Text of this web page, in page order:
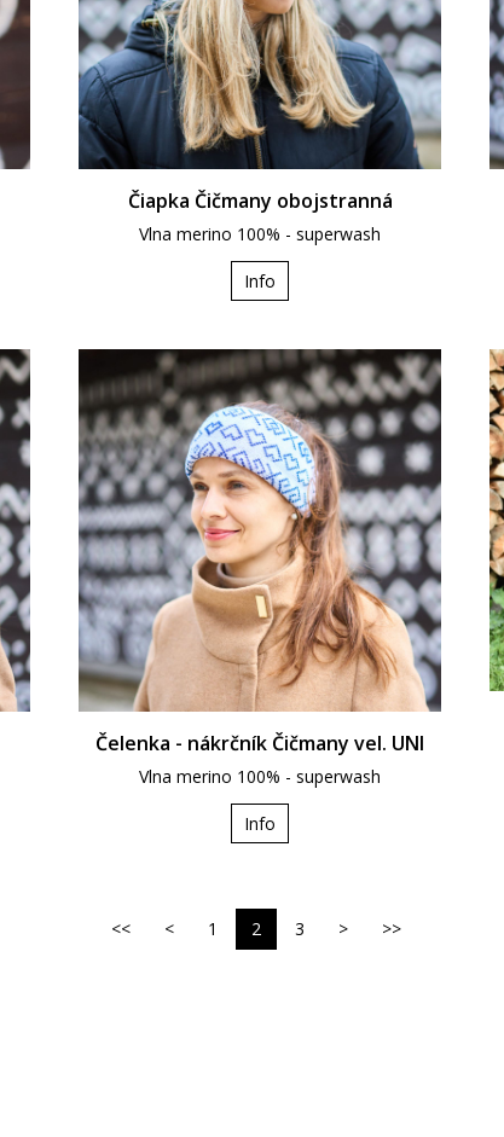
Čiapka Čičmany obojstranná
Vlna merino 100% - superwash
Info
Čelenka - nákrčník Čičmany vel. UNI
Vlna merino 100% - superwash
Info
<< < 1 2 3 > >>